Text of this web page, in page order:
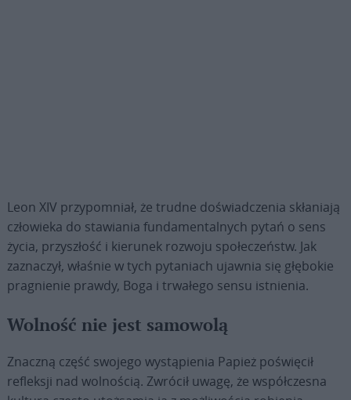
Leon XIV przypomniał, że trudne doświadczenia skłaniają
człowieka do stawiania fundamentalnych pytań o sens
życia, przyszłość i kierunek rozwoju społeczeństw. Jak
zaznaczył, właśnie w tych pytaniach ujawnia się głębokie
pragnienie prawdy, Boga i trwałego sensu istnienia.
Wolność nie jest samowolą
Znaczną część swojego wystąpienia Papież poświęcił
refleksji nad wolnością. Zwrócił uwagę, że współczesna